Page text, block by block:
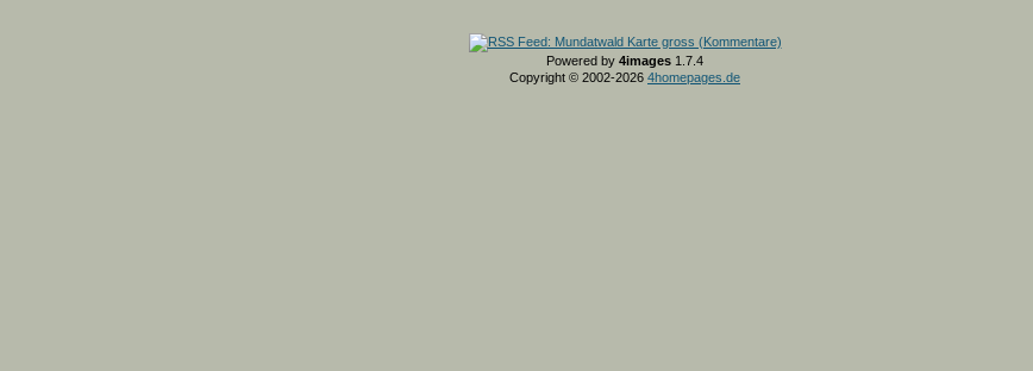
Powered by 4images 1.7.4
Copyright © 2002-2026 4homepages.de